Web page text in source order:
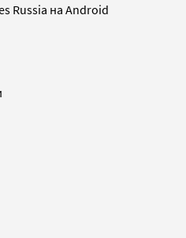
Russia на Android